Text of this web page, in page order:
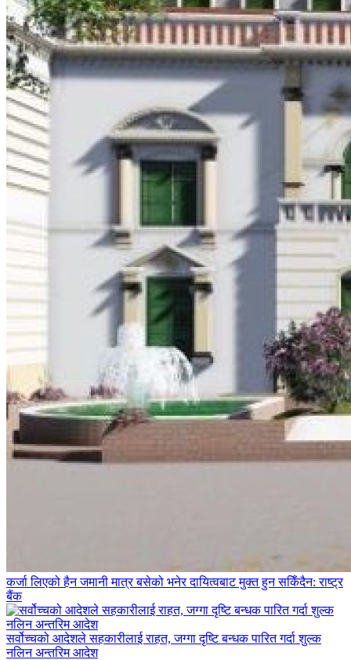
कर्जा लिएको हैन जमानी मात्र बसेको भनेर दायित्वबाट मुक्त हुन सकिँदैन: राष्ट्र
बैंक
सर्वोच्चको आदेशले सहकारीलाई राहत, जग्गा दृष्टि बन्धक पारित गर्दा शुल्क
नलिन अन्तरिम आदेश